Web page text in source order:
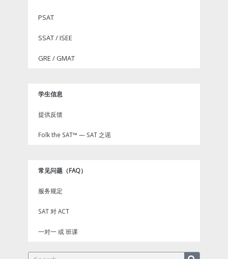
PSAT
SSAT / ISEE
GRE / GMAT
学生信息
提供反馈
Folk the SAT™ — SAT 之谣
常见问题（FAQ）
服务规定
SAT 对 ACT
一对一 或 班课